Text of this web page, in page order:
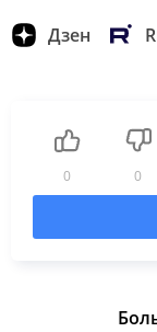
Дзен
0 0